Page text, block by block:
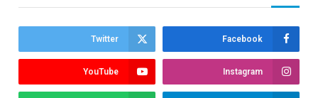
Facebook
Twitter
Instagram
YouTube